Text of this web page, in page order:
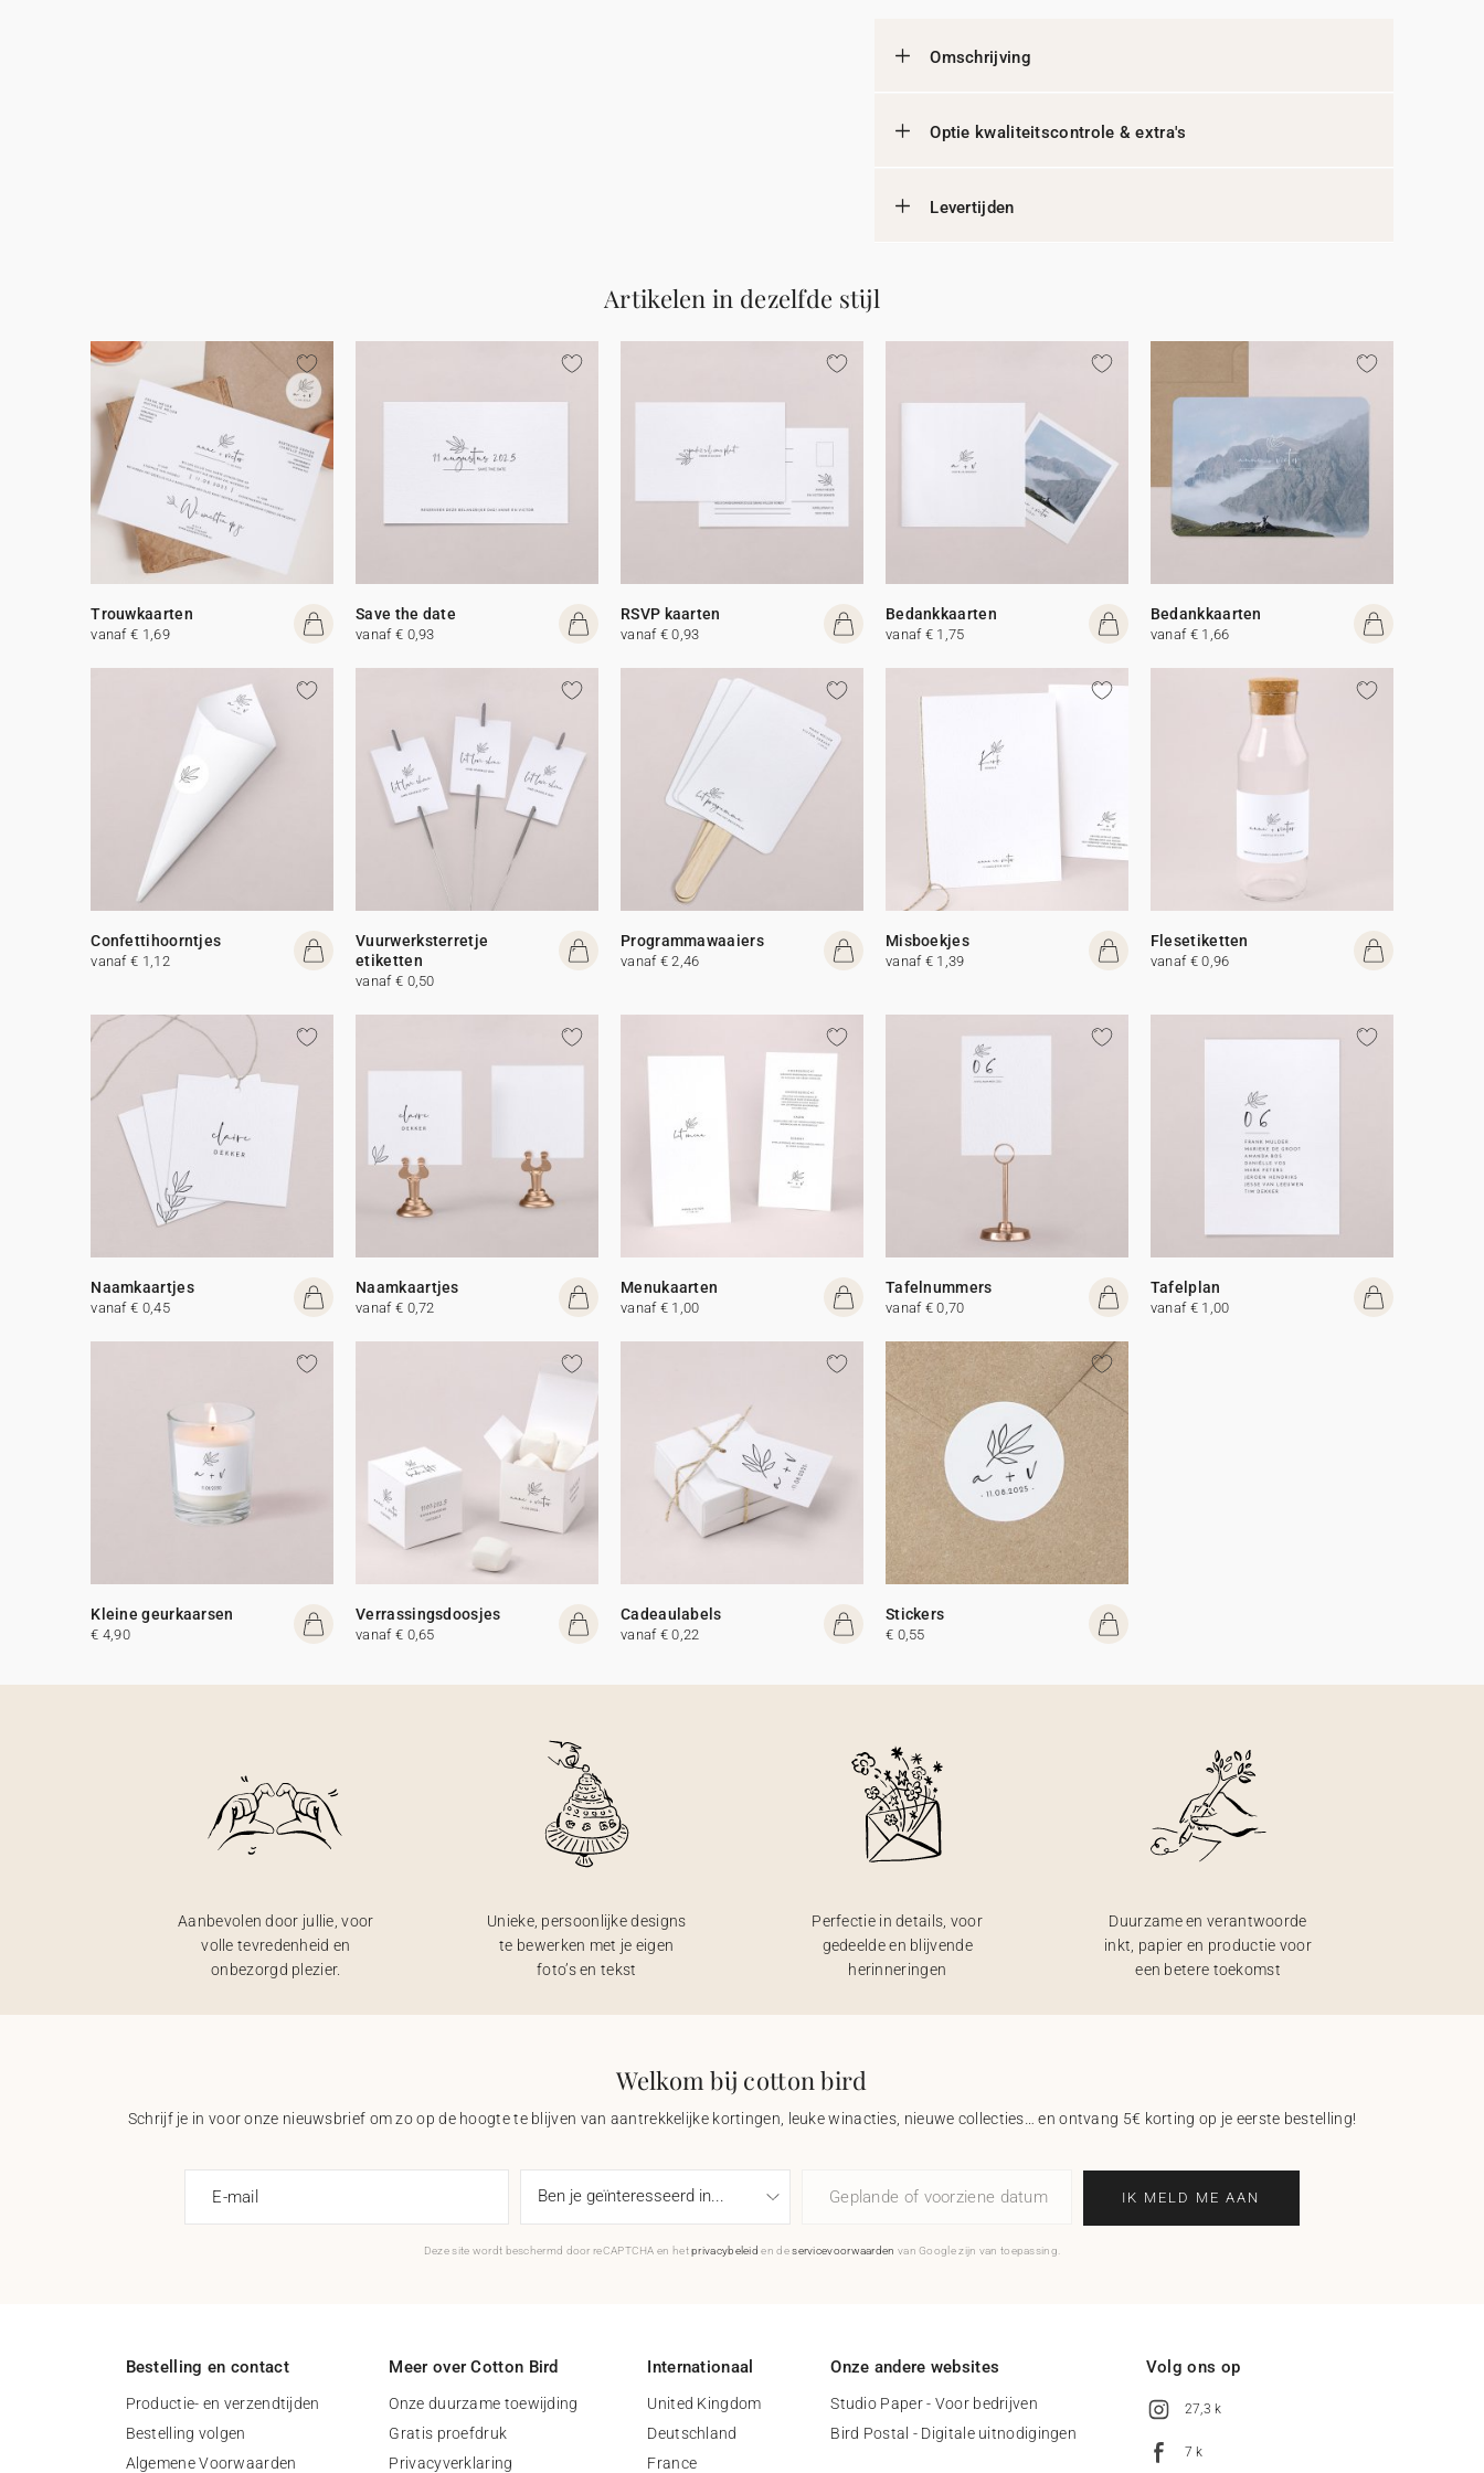
Omschrijving
Optie kwaliteitscontrole & extra's
Levertijden
Artikelen in dezelfde stijl
Trouwkaarten
vanaf € 1,69
Save the date
vanaf € 0,93
RSVP kaarten
vanaf € 0,93
Bedankkaarten
vanaf € 1,75
Bedankkaarten
vanaf € 1,66
Confettihoorntjes
vanaf € 1,12
Vuurwerksterretje
etiketten
vanaf € 0,50
Programmawaaiers
vanaf € 2,46
Misboekjes
vanaf € 1,39
Flesetiketten
vanaf € 0,96
Naamkaartjes
vanaf € 0,45
Naamkaartjes
vanaf € 0,72
Menukaarten
vanaf € 1,00
Tafelnummers
vanaf € 0,70
Tafelplan
vanaf € 1,00
Kleine geurkaarsen
€ 4,90
Verrassingsdoosjes
vanaf € 0,65
Cadeaulabels
vanaf € 0,22
Stickers
€ 0,55
Aanbevolen door jullie, voor
volle tevredenheid en
onbezorgd plezier.
Unieke, persoonlijke designs
te bewerken met je eigen
foto’s en tekst
Perfectie in details, voor
gedeelde en blijvende
herinneringen
Duurzame en verantwoorde
inkt, papier en productie voor
een betere toekomst
Welkom bij cotton bird
Schrijf je in voor onze nieuwsbrief om zo op de hoogte te blijven van aantrekkelijke kortingen, leuke winacties, nieuwe collecties… en ontvang 5€ korting op je eerste bestelling!
E-mail Geplande of voorziene datum IK MELD ME AAN
Deze site wordt beschermd door reCAPTCHA en hetprivacybeleid en deservicevoorwaarden van Google zijn van toepassing.
Bestelling en contact
Productie- en verzendtijden
Bestelling volgen
Algemene Voorwaarden
Meer over Cotton Bird
Onze duurzame toewijding
Gratis proefdruk
Privacyverklaring
Internationaal
United Kingdom
Deutschland
France
Onze andere websites
Studio Paper - Voor bedrijven
Bird Postal - Digitale uitnodigingen
Volg ons op
27,3 k
7 k